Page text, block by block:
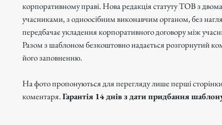
корпоративному праві. Нова редакція статуту ТОВ з
учасниками, з одноосібним виконавчим органом, без
передбачає укладення корпоративного договору між
Разом з шаблоном безкоштовно надається розгорнутий
його заповненню.
На фото пропонуються для перегляду лише перші сторінки
коментаря.Гарантія 14 днів з дати придбання